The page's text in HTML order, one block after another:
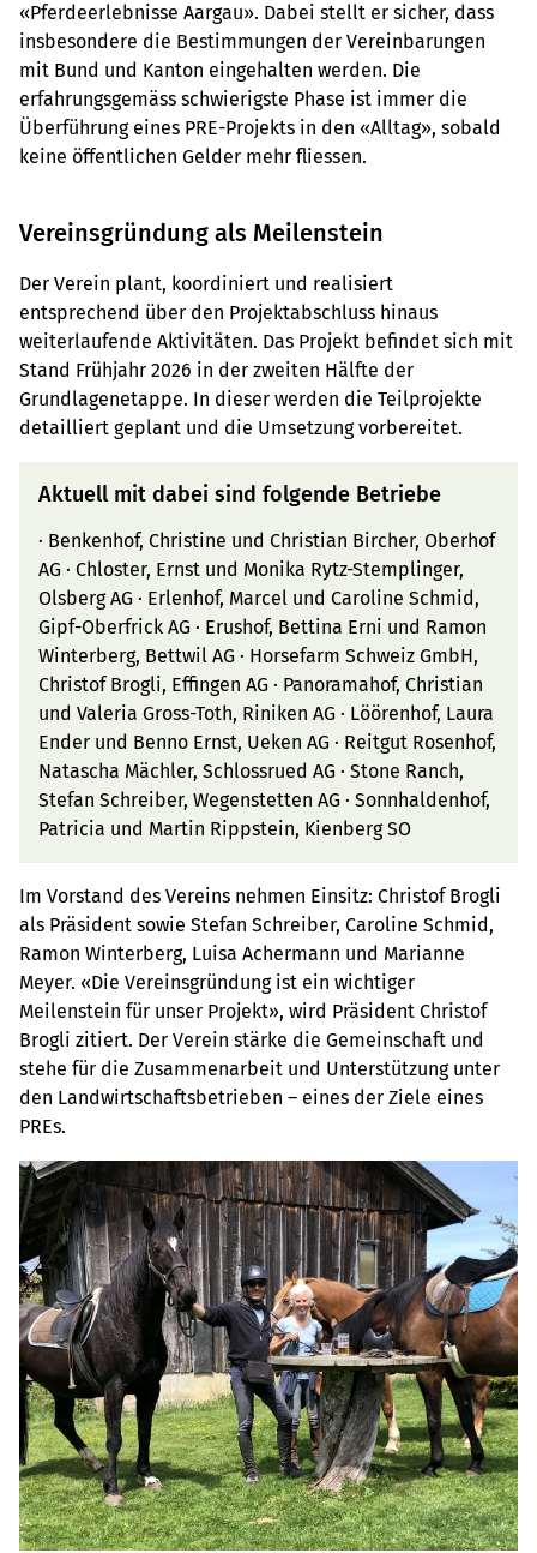
«Pferdeerlebnisse Aargau». Dabei stellt er sicher, dass
insbesondere die Bestimmungen der Vereinbarungen
mit Bund und Kanton eingehalten werden. Die
erfahrungsgemäss schwierigste Phase ist immer die
Überführung eines PRE-Projekts in den «Alltag», sobald
keine öffentlichen Gelder mehr fliessen.
Vereinsgründung als Meilenstein
Der Verein plant, koordiniert und realisiert
entsprechend über den Projektabschluss hinaus
weiterlaufende Aktivitäten. Das Projekt befindet sich mit
Stand Frühjahr 2026 in der zweiten Hälfte der
Grundlagenetappe. In dieser werden die Teilprojekte
detailliert geplant und die Umsetzung vorbereitet.
Aktuell mit dabei sind folgende Betriebe
· Benkenhof, Christine und Christian Bircher, Oberhof
AG · Chloster, Ernst und Monika Rytz-Stemplinger,
Olsberg AG · Erlenhof, Marcel und Caroline Schmid,
Gipf-Oberfrick AG · Erushof, Bettina Erni und Ramon
Winterberg, Bettwil AG · Horsefarm Schweiz GmbH,
Christof Brogli, Effingen AG · Panoramahof, Christian
und Valeria Gross-Toth, Riniken AG · Löörenhof, Laura
Ender und Benno Ernst, Ueken AG · Reitgut Rosenhof,
Natascha Mächler, Schlossrued AG · Stone Ranch,
Stefan Schreiber, Wegenstetten AG · Sonnhaldenhof,
Patricia und Martin Rippstein, Kienberg SO
Im Vorstand des Vereins nehmen Einsitz: Christof Brogli
als Präsident sowie Stefan Schreiber, Caroline Schmid,
Ramon Winterberg, Luisa Achermann und Marianne
Meyer. «Die Vereinsgründung ist ein wichtiger
Meilenstein für unser Projekt», wird Präsident Christof
Brogli zitiert. Der Verein stärke die Gemeinschaft und
stehe für die Zusammenarbeit und Unterstützung unter
den Landwirtschaftsbetrieben – eines der Ziele eines
PREs.